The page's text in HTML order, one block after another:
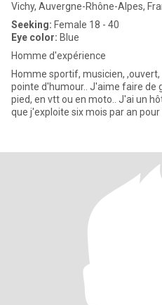
Vichy, Auvergne-Rhône-Alpes,
Seeking: Female 18 - 40
Eye color: Blue
Homme d'expérience
Homme sportif, musicien,
pointe d'humour.. J'aime faire de
pied, en vtt ou en moto.. J'ai un
que j'exploite six mois par an